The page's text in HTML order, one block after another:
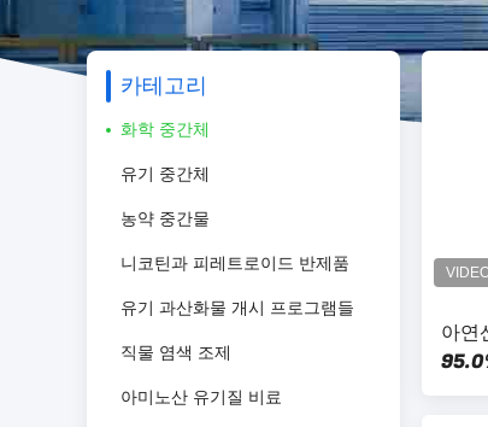
카테고리
화학 중간체
유기 중간체
농약 중간물
니코틴과 피레트로이드 반제품
유기 과산화물 개시 프로그램들
직물 염색 조제
아미노산 유기질 비료
아연